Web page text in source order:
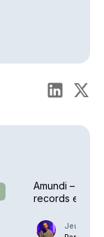
Amundi – Des
records en
Jeudi 30